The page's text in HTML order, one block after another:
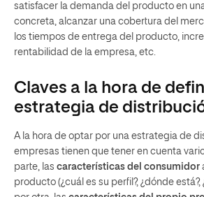
satisfacer la demanda del producto en
concreta, alcanzar una cobertura del
los tiempos de entrega del producto,
rentabilidad de la empresa, etc.
Claves a la hora de
estrategia de
A la hora de optar por una estrategia de
empresas tienen que tener en cuenta
parte, las características del consumidor
producto (¿cuál es su perfil?, ¿dónde